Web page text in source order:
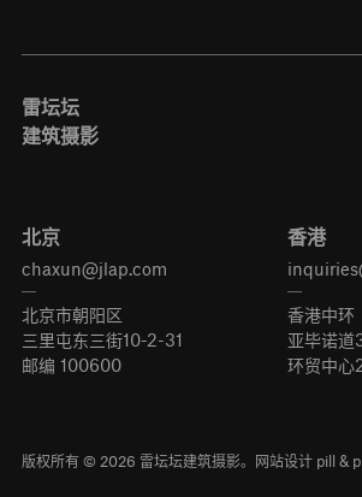
雷坛坛
建筑摄影
北京
chaxun@jlap.com
北京市朝阳区
三里屯东三街10-2-31
邮编 100600
香港
香港中环
亚毕诺道
环贸中心
版权所有 © 2026 雷坛坛建筑摄影。网站设计 pill &